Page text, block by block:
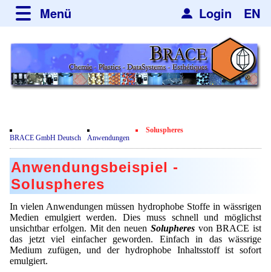
Login EN
Menü
über BRACE
Leistungen
Newsticker
Film
Kundenrezensionen
Zertifikate
Datenschutzerklärung
Kontakt
Neues
Newsletter
Mikrokugelanlagen
Heizkammern
Trockner
Sortieranlagen
Gebrauchte Maschinen - Angebote
Angebotsanfrage
Spherisator Serie
Spherisator M2
Produktionsanlagen
Angebotsanfrage
Dienstleistungen
Mikrokugeln und Verfahren
Mikrokapseln
Mikroverkapselung
Anwendungen
Aromakapseln
Emulgatoren
Informationsmaterial
Hf and ZrHf mixed Microspheres
Jobbörse
BRACE GmbH Deutsch Anwendungen
Soluspheres
Anwendungsbeispiel -
Soluspheres
In vielen Anwendungen müssen hydrophobe Stoffe in wässrigen
Medien emulgiert werden. Dies muss schnell und möglichst
unsichtbar erfolgen. Mit den neuen Solupheres von BRACE ist
das jetzt viel einfacher geworden. Einfach in das wässrige
Medium zufügen, und der hydrophobe Inhaltsstoff ist sofort
emulgiert.